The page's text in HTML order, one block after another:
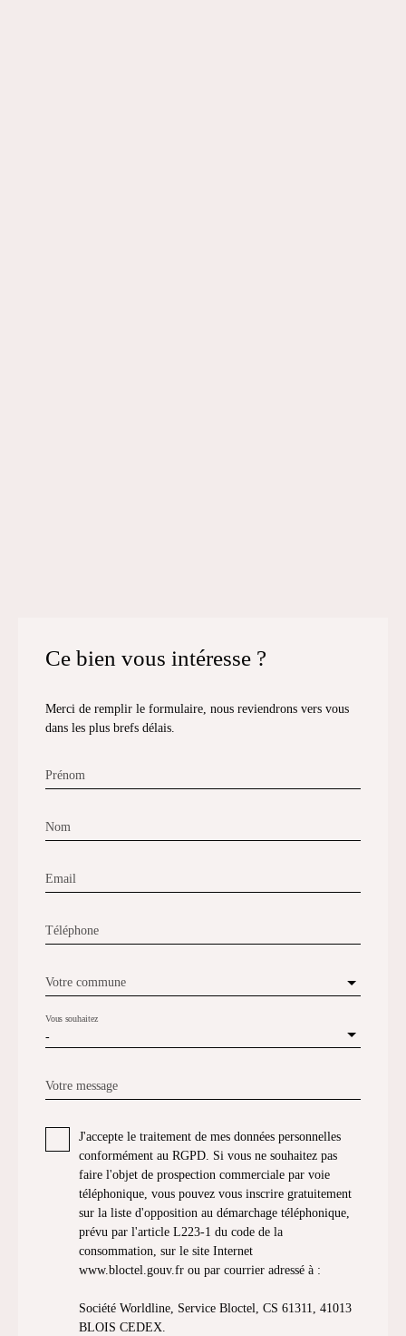
Ce bien vous intéresse ?
Merci de remplir le formulaire, nous reviendrons vers vous
dans les plus brefs délais.
Prénom
Nom
Email
Téléphone
Votre commune
-
Vous souhaitez
Votre message
J'accepte le traitement de mes données personnelles
conformément au RGPD. Si vous ne souhaitez pas
faire l'objet de prospection commerciale par voie
téléphonique, vous pouvez vous inscrire gratuitement
sur la liste d'opposition au démarchage téléphonique,
prévu par l'article L223-1 du code de la
consommation, sur le site Internet
www.bloctel.gouv.fr ou par courrier adressé à :
Société Worldline, Service Bloctel, CS 61311, 41013
BLOIS CEDEX.